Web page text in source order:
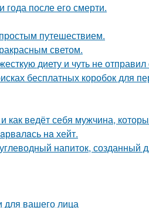
года после его смерти.
путешествием.
светом.
диету и чуть не отправил
бесплатных коробок для
ведёт себя мужчина,
нa хейт.
напиток, созданный
для вашего лица